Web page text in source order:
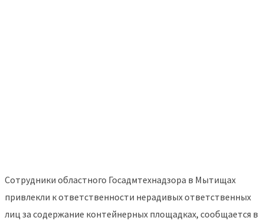
Сотрудники областного Госадмтехнадзора в Мытищах
привлекли к ответственности нерадивых ответственных
лиц за содержание контейнерных площадках, сообщается в